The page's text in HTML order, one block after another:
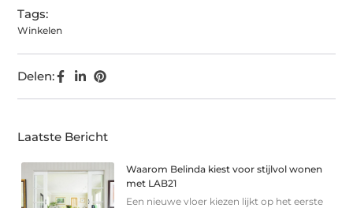
Tags:
Winkelen
Delen:
Laatste Bericht
Waarom Belinda kiest voor stijlvol wonen
met LAB21
Een nieuwe vloer kiezen lijkt op het eerste